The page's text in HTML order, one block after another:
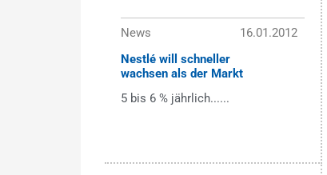
News
16.01.2012
Nestlé will schneller
wachsen als der Markt
5 bis 6 % jährlich......